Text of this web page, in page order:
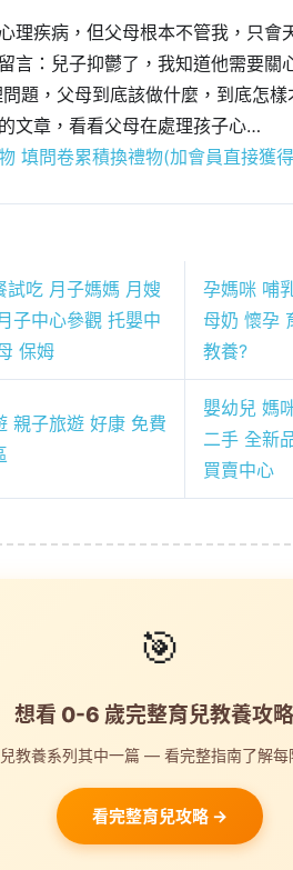
理疾病，但父母根本不管我，只
言：兒子抑鬱了，我知道他需要
題，父母到底該做什麼，到底怎
文章，看看父母在處理孩子心…
填問卷累積換禮物(加會員直接獲
試吃 月子媽媽 月嫂
子中心參觀 托嬰中
保姆
孕媽咪 哺
母奶 懷孕
教養?
親子旅遊 好康 免費
嬰幼兒 媽
二手 全新
買賣中心
🎯
想看 0-6 歲完整育兒教養攻
教養系列其中一篇 — 看完整指南了解每
看完整育兒攻略 →